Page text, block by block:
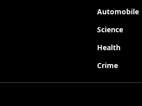
Automobile
Science
Health
Crime